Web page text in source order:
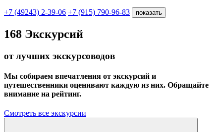
+7 (49243) 2-39-06 +7 (915) 790-96-83 показать
168 Экскурсий
от лучших экскурсоводов
Мы собираем впечатления от экскурсий и
путешественники оценивают каждую из них. Обращайте
внимание на рейтинг.
Смотреть все экскурсии